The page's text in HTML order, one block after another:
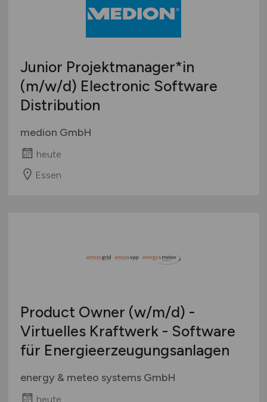
Junior Projektmanager*in
(m/w/d) Electronic Software
Distribution
medion GmbH
heute
Essen
Product Owner (w/m/d) -
Virtuelles Kraftwerk - Software
für Energieerzeugungsanlagen
energy & meteo systems GmbH
heute